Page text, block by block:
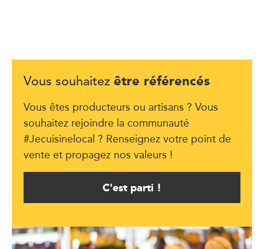
Vous souhaitez être référencés
Vous êtes producteurs ou artisans ? Vous
souhaitez rejoindre la communauté
#Jecuisinelocal ? Renseignez votre point de
vente et propagez nos valeurs !
C'est parti !